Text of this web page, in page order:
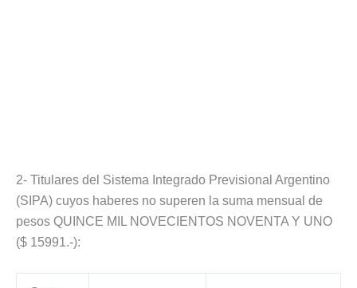
2- Titulares del Sistema Integrado Previsional Argentino
(SIPA) cuyos haberes no superen la suma mensual de
pesos QUINCE MIL NOVECIENTOS NOVENTA Y UNO
($ 15991.-):